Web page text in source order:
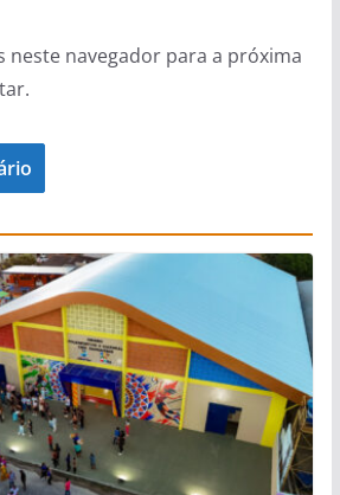
neste navegador para a próxima